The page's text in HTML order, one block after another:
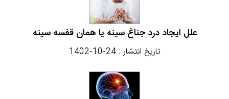
علل ایجاد درد جناغ سینه یا همان قفسه سینه
تاریخ انتشار :1402-10-24